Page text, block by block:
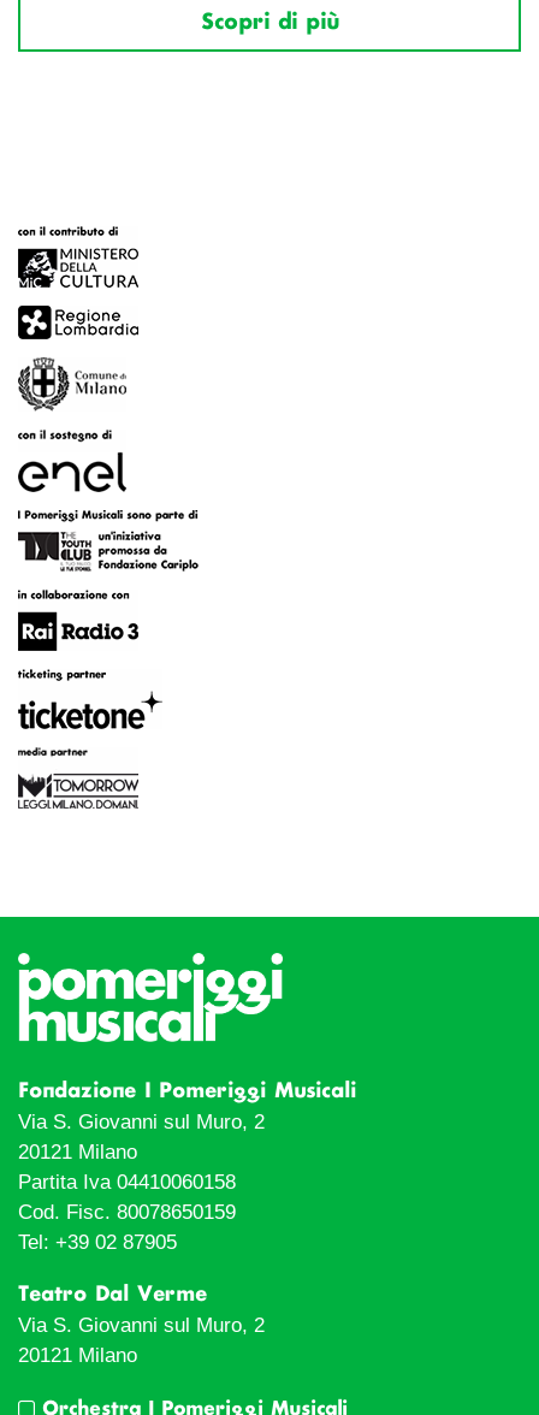
Scopri di più
Fondazione I Pomeriggi Musicali
Via S. Giovanni sul Muro, 2
20121 Milano
Partita Iva 04410060158
Cod. Fisc. 80078650159
Tel: +39 02 87905
Teatro Dal Verme
Via S. Giovanni sul Muro, 2
20121 Milano
Orchestra I Pomeriggi Musicali